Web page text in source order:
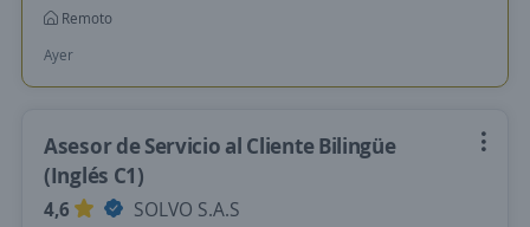
Remoto
Ayer
Asesor de Servicio al Cliente Bilingüe
(Inglés C1)
4,6
SOLVO S.A.S